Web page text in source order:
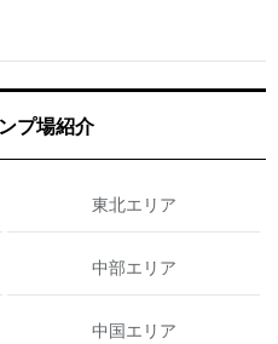
プ場紹介
東北エリア
中部エリア
中国エリア